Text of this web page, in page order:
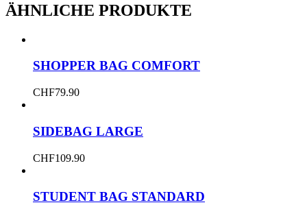
ÄHNLICHE PRODUKTE
SHOPPER BAG COMFORT
CHF79.90
SIDEBAG LARGE
CHF109.90
STUDENT BAG STANDARD